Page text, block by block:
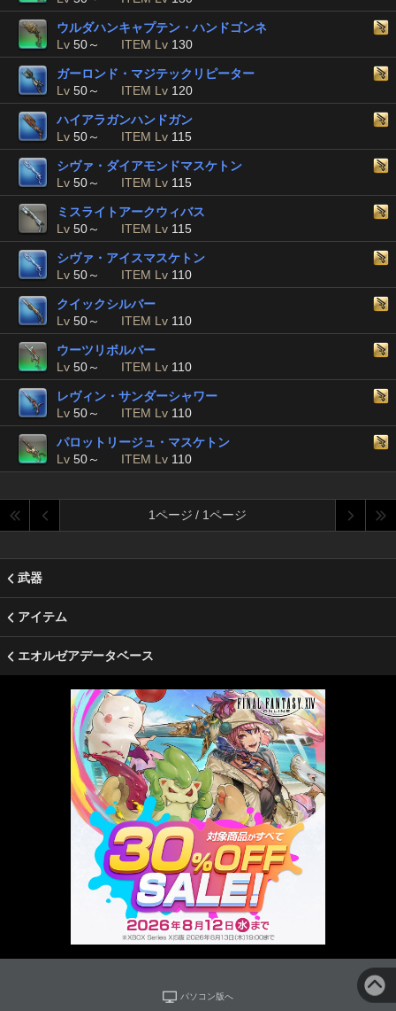
ウルダハンキャプテン・ハンドゴンネ
Lv 50～ ITEM Lv 130
ガーロンド・マジテックリピーター
Lv 50～ ITEM Lv 120
ハイアラガンハンドガン
Lv 50～ ITEM Lv 115
シヴァ・ダイアモンドマスケトン
Lv 50～ ITEM Lv 115
ミスライトアークウィバス
Lv 50～ ITEM Lv 115
シヴァ・アイスマスケトン
Lv 50～ ITEM Lv 110
クイックシルバー
Lv 50～ ITEM Lv 110
ウーツリボルバー
Lv 50～ ITEM Lv 110
レヴィン・サンダーシャワー
Lv 50～ ITEM Lv 110
パロットリージュ・マスケトン
Lv 50～ ITEM Lv 110
1ページ / 1ページ
武器
アイテム
エオルゼアデータベース
パソコン版へ